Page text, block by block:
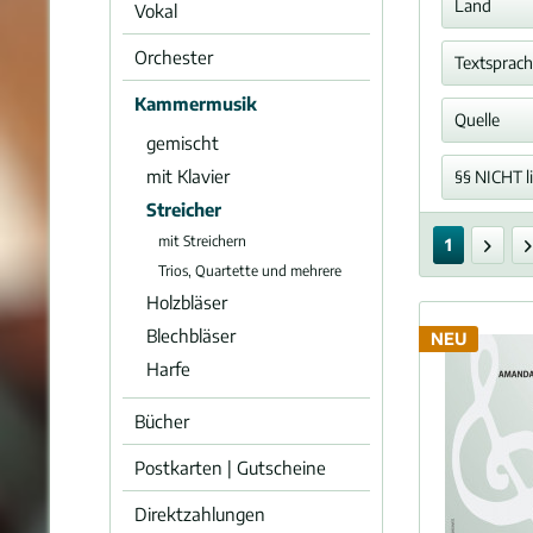
Vokal
Orchester
Kammermusik
gemischt
mit Klavier
Streicher
mit Streichern
Trios, Quartette und mehrere
Holzbläser
Blechbläser
Harfe
Bücher
Postkarten | Gutscheine
Direktzahlungen
Bax,
Berg,
Land
Polen
USA
Italien
Quelle
Neue
§§ NICHT
1
NEU